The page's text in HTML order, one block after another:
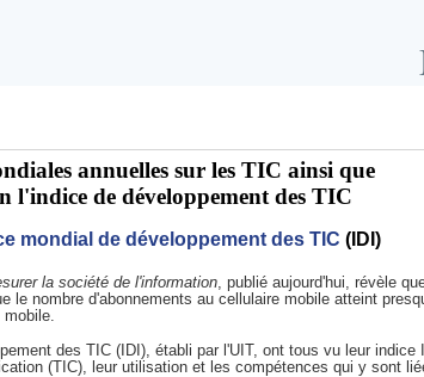
annuelles sur les TIC ainsi que
l'indice de développement des TIC
mondial de développement des TIC (IDI)
la société de l'information, publié aujourd'hui, révèle
nombre d'abonnements au cellulaire mobile atteint
des TIC (IDI), établi par l'UIT, ont tous vu leur indice
(TIC), leur utilisation et les compétences qui y sont